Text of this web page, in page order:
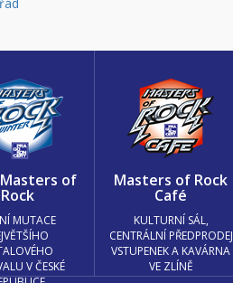
of
Rock
MUTACE
V ČESKÉ
Masters of Rock
Café
KULTURNÍ SÁL,
CENTRÁLNÍ PŘEDPRODEJ
VSTUPENEK A KAVÁRNA
VE ZLÍNĚ